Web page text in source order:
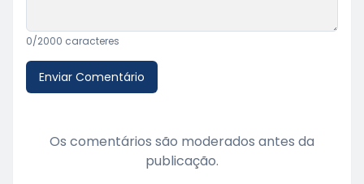
0/2000 caracteres
Enviar Comentário
Os comentários são moderados antes da
publicação.